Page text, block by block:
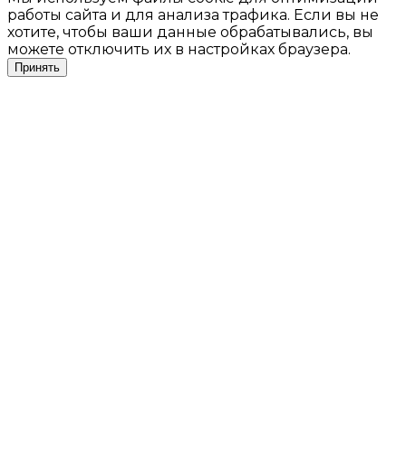
работы сайта и для анализа трафика. Если вы не
хотите, чтобы ваши данные обрабатывались, вы
можете отключить их в настройках браузера.
Принять